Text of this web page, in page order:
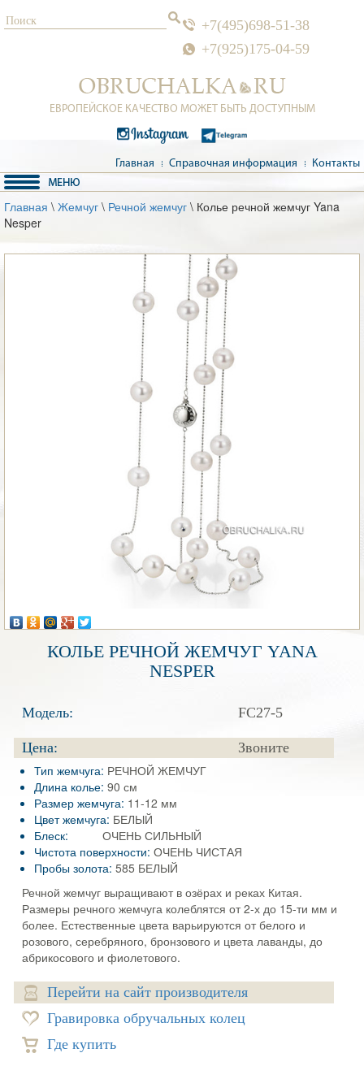
+7(495)698-51-38
+7(925)175-04-59
ЕВРОПЕЙСКОЕ КАЧЕСТВО МОЖЕТ БЫТЬ ДОСТУПНЫМ
Главная Справочная информация Контакты
Главная \ Жемчуг \ Речной жемчуг \ Колье речной жемчуг Yana
Nesper
КОЛЬЕ РЕЧНОЙ ЖЕМЧУГ YANA
NESPER
Модель: FC27-5
Цена:
Звоните
Тип жемчуга: РЕЧНОЙ ЖЕМЧУГ
Длина колье: 90 см
Размер жемчуга: 11-12 мм
Цвет жемчуга: БЕЛЫЙ
Блеск:
ОЧЕНЬ СИЛЬНЫЙ
Чистота поверхности: ОЧЕНЬ ЧИСТАЯ
Пробы золота: 585 БЕЛЫЙ
Речной жемчуг выращивают в озёрах и реках Китая.
Размеры речного жемчуга колеблятся от 2-х до 15-ти мм и
более. Естественные цвета варьируются от белого и
розового, серебряного, бронзового и цвета лаванды, до
абрикосового и фиолетового.
Перейти на сайт производителя
Гравировка обручальных колец
Где купить